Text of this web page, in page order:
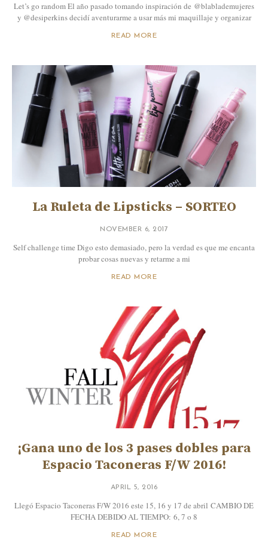
Let’s go random El año pasado tomando inspiración de @blablademujeres
y @desiperkins decidí aventurarme a usar más mi maquillaje y organizar
READ MORE
La Ruleta de Lipsticks – SORTEO
NOVEMBER 6, 2017
Self challenge time Digo esto demasiado, pero la verdad es que me encanta
probar cosas nuevas y retarme a mi
READ MORE
¡Gana uno de los 3 pases dobles para
Espacio Taconeras F/W 2016!
APRIL 5, 2016
Llegó Espacio Taconeras F/W 2016 este 15, 16 y 17 de abril CAMBIO DE
FECHA DEBIDO AL TIEMPO: 6, 7 o 8
READ MORE